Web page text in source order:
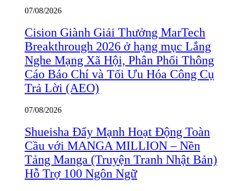
07/08/2026
Cision Giành Giải Thưởng MarTech
Breakthrough 2026 ở hạng mục Lắng
Nghe Mạng Xã Hội, Phân Phối Thông
Cáo Báo Chí và Tối Ưu Hóa Công Cụ
Trả Lời (AEO)
07/08/2026
Shueisha Đẩy Mạnh Hoạt Động Toàn
Cầu với MANGA MILLION – Nền
Tảng Manga (Truyện Tranh Nhật Bản)
Hỗ Trợ 100 Ngôn Ngữ